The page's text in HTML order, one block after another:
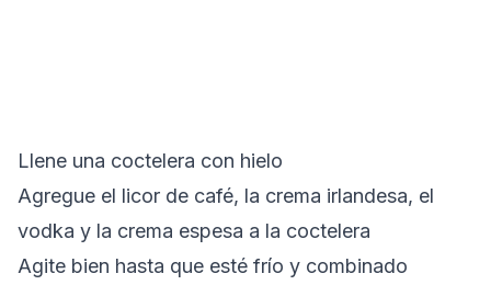
Llene una coctelera con hielo
Agregue el licor de café, la crema irlandesa, el
vodka y la crema espesa a la coctelera
Agite bien hasta que esté frío y combinado